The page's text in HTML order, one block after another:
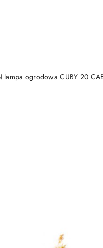
lampa ogrodowa CUBY 20